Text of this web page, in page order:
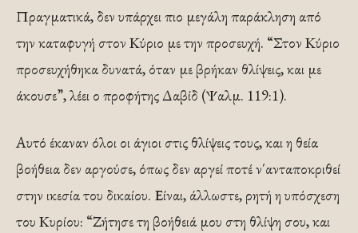
Πραγματικά, δεν υπάρχει πιο μεγάλη παράκληση από
την καταφυγή στον Κύριο με την προσευχή. “Στον Κύριο
προσευχήθηκα δυνατά, όταν με βρήκαν θλίψεις, και με
άκουσε”, λέει ο προφήτης Δαβίδ (Ψαλμ. 119:1).
Αυτό έκαναν όλοι οι άγιοι στις θλίψεις τους, και η θεία
βοήθεια δεν αργούσε, όπως δεν αργεί ποτέ ν΄ανταποκριθεί
στην ικεσία του δικαίου. Είναι, άλλωστε, ρητή η υπόσχεση
του Κυρίου: “Ζήτησε τη βοήθειά μου στη θλίψη σου, και